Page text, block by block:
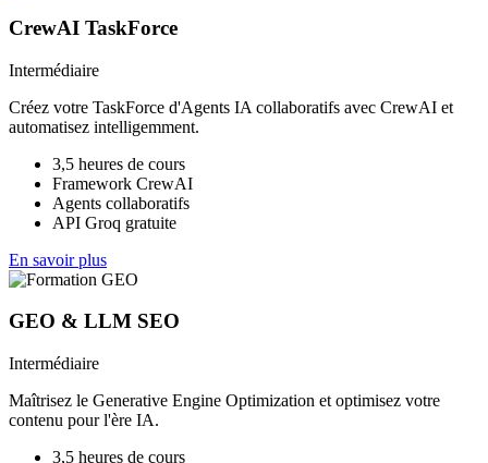
CrewAI TaskForce
Intermédiaire
Créez votre TaskForce d'Agents IA collaboratifs avec CrewAI et
automatisez intelligemment.
3,5 heures de cours
Framework CrewAI
Agents collaboratifs
API Groq gratuite
En savoir plus
GEO & LLM SEO
Intermédiaire
Maîtrisez le Generative Engine Optimization et optimisez votre
contenu pour l'ère IA.
3,5 heures de cours